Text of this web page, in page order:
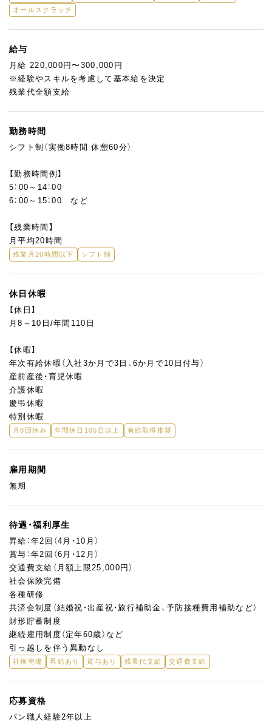
オールスクラッチ
給与
月給 220,000円〜300,000円
※経験やスキルを考慮して基本給を決定
残業代全額支給
勤務時間
シフト制（実働8時間 休憩60分）
【勤務時間例】
5：00～14：00
6：00～15：00 など
【残業時間】
月平均20時間
残業月20時間以下 シフト制
休日休暇
【休日】
月8～10日/年間110日
【休暇】
年次有給休暇（入社3か月で3日、6か月で10日付与）
産前産後・育児休暇
介護休暇
慶弔休暇
特別休暇
月8回休み 年間休日105日以上 有給取得推奨
雇用期間
無期
待遇・福利厚生
昇給：年2回（4月・10月）
賞与：年2回（6月・12月）
交通費支給（月額上限25,000円）
社会保険完備
各種研修
共済会制度（結婚祝・出産祝・旅行補助金、予防接種費用補助など）
財形貯蓄制度
継続雇用制度（定年60歳）など
引っ越しを伴う異動なし
社保完備 昇給あり 賞与あり 残業代支給 交通費支給
応募資格
パン職人経験2年以上